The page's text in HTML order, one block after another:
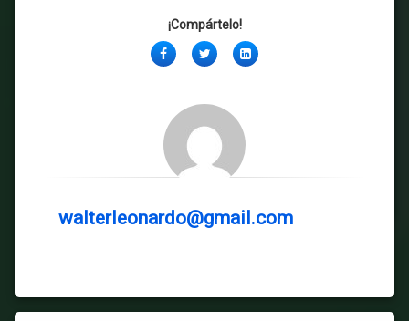
¡Compártelo!
FacebookTwitterLinkedIn
walterleonardo@gmail.com